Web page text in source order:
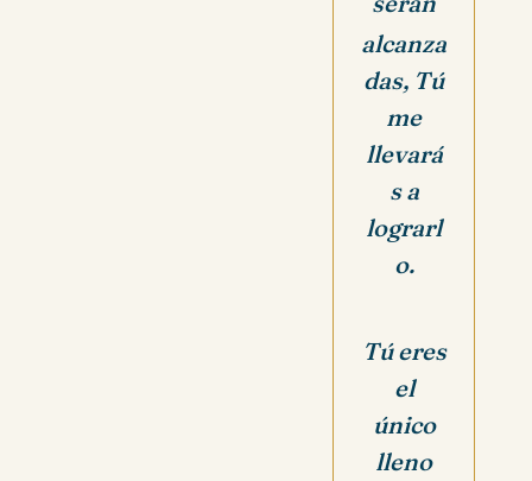
alcanza
das, Tú
me
llevará
s a
lograrl
o.
Tú eres
el
único
lleno